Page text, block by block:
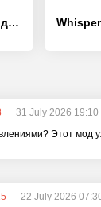
Игры про любовь Подростки
31 July 2026 19:10
Этот мод
22 July 2026